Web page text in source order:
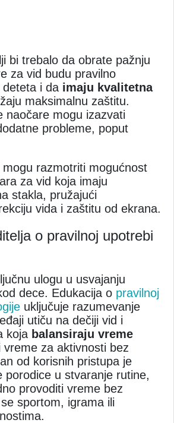
bi trebalo da obrate pažnju
za vid budu pravilno
deteta i da imaju kvalitetna
maksimalnu zaštitu.
naočare mogu izazvati
probleme, poput
mogu razmotriti mogućnost
za vid koja imaju
stakla, pružajući
vida i zaštitu od ekrana.
o pravilnoj upotrebi
ulogu u usvajanju
dece. Edukacija o pravilnoj
uključuje razumevanje
utiču na dečiji vid i
koja balansiraju vreme
za aktivnosti bez
od korisnih pristupa je
porodice u stvaranje rutine,
provoditi vreme bez
sportom, igrama ili